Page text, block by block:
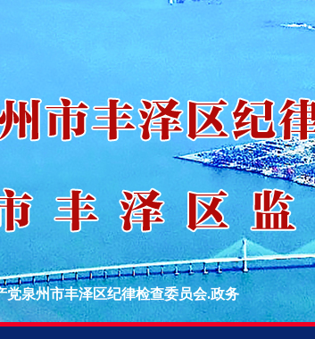
党泉州市丰泽区纪律检查委员会.政务